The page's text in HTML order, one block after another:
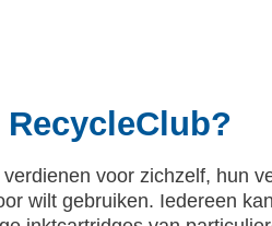
voor zichzelf, hun
wilt gebruiken. Iedereen